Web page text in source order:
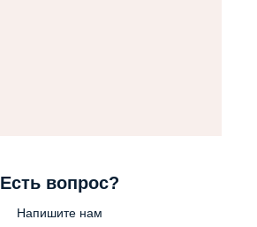
Есть вопрос?
Напишите нам